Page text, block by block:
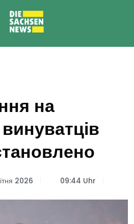
на
2026 09:44 Uhr